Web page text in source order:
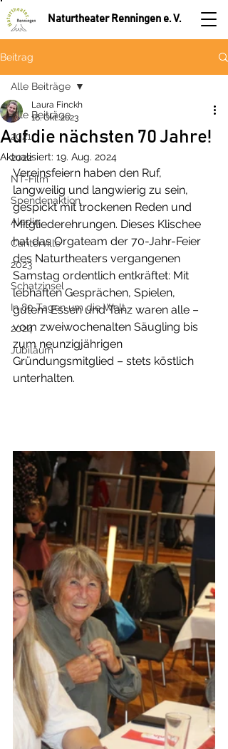
Naturtheater Renningen e. V.
Beitrag
Alle Beiträge
2021
2022
NT-Film
Spendenaktion
Aladin
Canterville
2023
Schatzinsel
In 80 Tagen um die Welt
2024
Jubiläum
Alle Beiträge
Auf die nächsten 70 Jahre!
Laura Finckh
16. Okt. 2023
Aktualisiert: 19. Aug. 2024
Vereinsfeiern haben den Ruf,
langweilig und langwierig zu sein,
gespickt mit trockenen Reden und
Mitgliederehrungen. Dieses Klischee
hat das Orgateam der 70-Jahr-Feier
des Naturtheaters vergangenen
Samstag ordentlich entkräftet: Mit
lebhaften Gesprächen, Spielen,
gutem Essen und Tanz waren alle –
vom zweiwochenalten Säugling bis
zum neunzigjährigen
Gründungsmitglied – stets köstlich
unterhalten.